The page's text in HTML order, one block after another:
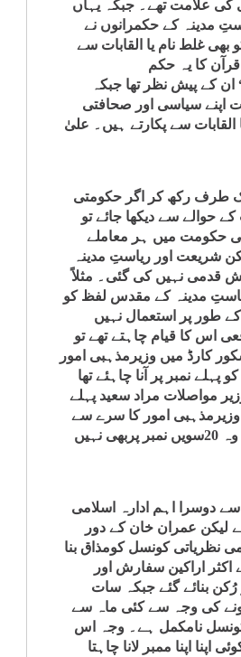
کی علامت تھے۔ جبکہ یہاں
مدینہ کے حکمرانوں نے
بھی غلط نام یا القابات سے
قرآن کا یہ حکم
ان کے پیش نظر تھا جبکہ
اپنے سیاسی اور صحافتی
القابات سے پکارتے ہیں۔ علیٰ
طرف رکھ کر اگر حکومتی
کے حوالے سے دیکھا جائے تو
حکومت میں ہر معاملے
شریعت اور ریاستِ مدینہ
قدمی نہیں کی گئی۔ مثلاً
مدینہ کے مقدس لفظ کو
طور پر استعمال نہیں
اس کا قیام چاہتے تھے تو
کارڈ میں وزیرمذہبی امور
پہلے نمبر پر آنا چاہئے تھا
مواصلات مراد سعید پہلے
وزیرمذہبی امور کا سرے سے
نام ہی نہیں ہے۔ وہ 20سویں نمبر پربھی نہیں
دوسرا اہم ادارہ اسلامی
لیکن عمران خان کے دور
نظریاتی کونسل کومذاق بنا
اراکین سفارش اور
رُکن بنائے گئے جبکہ سات
کی وجہ سے کئی ماہ سے
کونسل نامکمل ہے۔ وجہ اس
اپنا ممبر لانا چاہتا